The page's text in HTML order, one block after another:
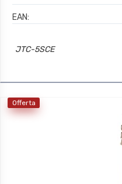
EAN:
JTC-5SCE
Offerta